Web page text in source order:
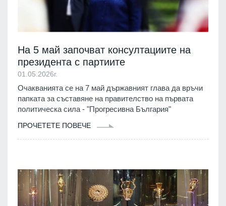
На 5 май започват консултациите на
президента с партиите
01.05.2026г.
Очакванията се на 7 май държавният глава да връчи
папката за съставяне на правителство на първата
политическа сила - "Прогресивна България"
ПРОЧЕТЕТЕ ПОВЕЧЕ